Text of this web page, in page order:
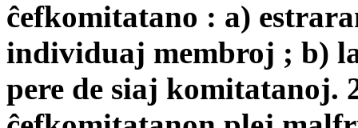
ĉefkomitatano : a)
individuaj membroj ; b)
pere de siaj komitatanoj.